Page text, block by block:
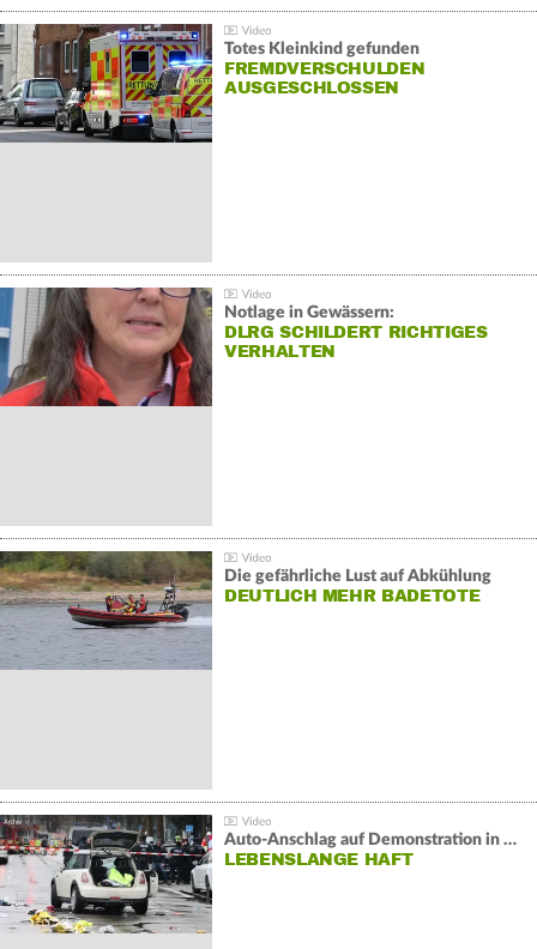
Totes Kleinkind gefunden
FREMDVERSCHULDEN
AUSGESCHLOSSEN
Notlage in Gewässern:
DLRG SCHILDERT RICHTIGES
VERHALTEN
Die gefährliche Lust auf Abkühlung
DEUTLICH MEHR BADETOTE
Auto-Anschlag auf Demonstration in München:
LEBENSLANGE HAFT